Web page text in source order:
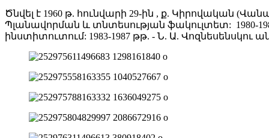
Ծնվել է 1960 թ. հունվարի 29-ին , ք. Կիրովական
Պլանավորման և տնտեսության ֆակուլտետ:
ինստիտուտում: 1983-1987 թթ. - Ն. Ա.